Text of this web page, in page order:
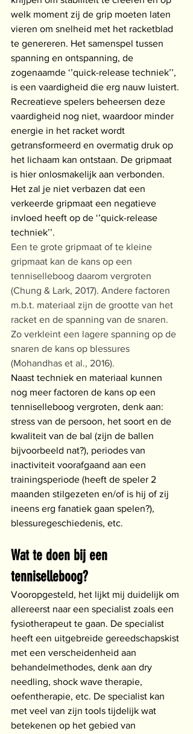
welk moment zij de grip moeten laten
vieren om snelheid met het racketblad
te genereren. Het samenspel tussen
spanning en ontspanning, de
zogenaamde ‘’quick-release techniek’’,
is een vaardigheid die erg nauw luistert.
Recreatieve spelers beheersen deze
vaardigheid nog niet, waardoor minder
energie in het racket wordt
getransformeerd en overmatig druk op
het lichaam kan ontstaan. De gripmaat
is hier onlosmakelijk aan verbonden.
Het zal je niet verbazen dat een
verkeerde gripmaat een negatieve
invloed heeft op de ‘’quick-release
techniek’’.
Een te grote gripmaat of te kleine
gripmaat kan de kans op een
tenniselleboog daarom vergroten
(Chung & Lark, 2017). Andere factoren
m.b.t. materiaal zijn de grootte van het
racket en de spanning van de snaren.
Zo verkleint een lagere spanning op de
snaren de kans op blessures
(Mohandhas et al., 2016).
Naast techniek en materiaal kunnen
nog meer factoren de kans op een
tenniselleboog vergroten, denk aan:
stress van de persoon, het soort en de
kwaliteit van de bal (zijn de ballen
bijvoorbeeld nat?), periodes van
inactiviteit voorafgaand aan een
trainingsperiode (heeft de speler 2
maanden stilgezeten en/of is hij of zij
ineens erg fanatiek gaan spelen?),
blessuregeschiedenis, etc.
Wat te doen bij een
tenniselleboog?
Vooropgesteld, het lijkt mij duidelijk om
allereerst naar een specialist zoals een
fysiotherapeut te gaan. De specialist
heeft een uitgebreide gereedschapskist
met een verscheidenheid aan
behandelmethodes, denk aan dry
needling, shock wave therapie,
oefentherapie, etc. De specialist kan
met veel van zijn tools tijdelijk wat
betekenen op het gebied van